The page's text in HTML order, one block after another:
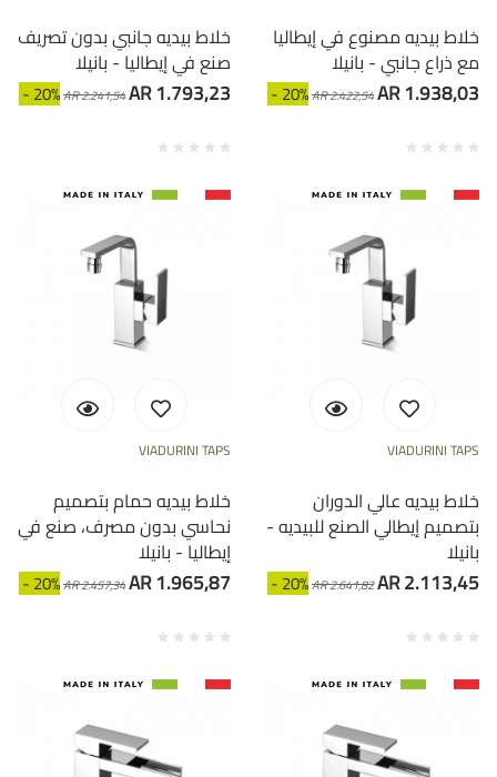
خلاط بيديه جانبي بدون تصريف
صنع في إيطاليا - بانيلا
- 20%AR 2.241,54AR 1.793,23
خلاط بيديه مصنوع في إيطاليا
مع ذراع جانبي - بانيلا
- 20%AR 2.422,54AR 1.938,03
VIADURINI TAPS
خلاط بيديه حمام بتصميم
نحاسي بدون مصرف، صنع في
إيطاليا - بانيلا
- 20%AR 2.457,34AR 1.965,87
VIADURINI TAPS
خلاط بيديه عالي الدوران
بتصميم إيطالي الصنع للبيديه -
بانيلا
- 20%AR 2.641,82AR 2.113,45